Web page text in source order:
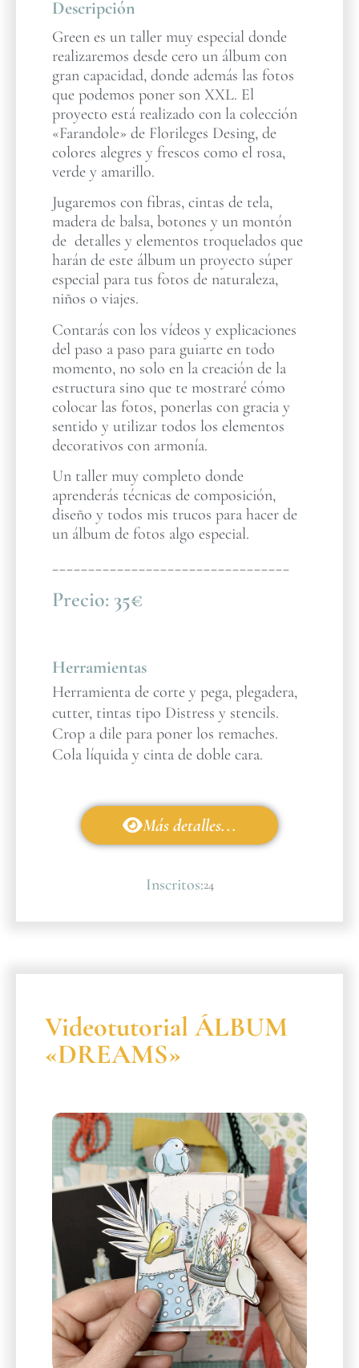
Descripción
Green es un taller muy especial donde
realizaremos desde cero un álbum con
gran capacidad, donde además las fotos
que podemos poner son XXL. El
proyecto está realizado con la colección
«Farandole» de Florileges Desing, de
colores alegres y frescos como el rosa,
verde y amarillo.
Jugaremos con fibras, cintas de tela,
madera de balsa, botones y un montón
de detalles y elementos troquelados que
harán de este álbum un proyecto súper
especial para tus fotos de naturaleza,
niños o viajes.
Contarás con los vídeos y explicaciones
del paso a paso para guiarte en todo
momento, no solo en la creación de la
estructura sino que te mostraré cómo
colocar las fotos, ponerlas con gracia y
sentido y utilizar todos los elementos
decorativos con armonía.
Un taller muy completo donde
aprenderás técnicas de composición,
diseño y todos mis trucos para hacer de
un álbum de fotos algo especial.
_________________________________
Precio: 35€
Herramientas
Herramienta de corte y pega, plegadera,
cutter, tintas tipo Distress y stencils.
Crop a dile para poner los remaches.
Cola líquida y cinta de doble cara.
Más detalles...
Inscritos:24
Videotutorial ÁLBUM
«DREAMS»